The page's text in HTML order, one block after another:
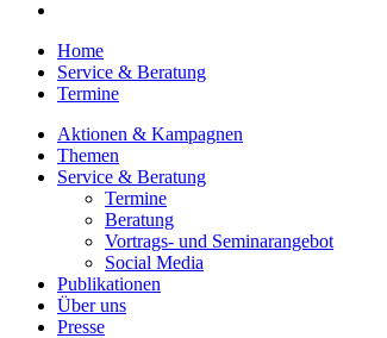
Home
Service & Beratung
Termine
Aktionen & Kampagnen
Themen
Service & Beratung
Termine
Beratung
Vortrags- und Seminarangebot
Social Media
Publikationen
Über uns
Presse